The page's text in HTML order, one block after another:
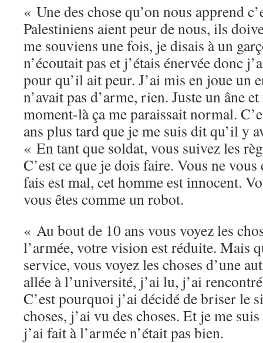
« Une des chose qu’on nous apprend
Palestiniens aient peur de nous, ils
me souviens une fois, je disais à un
n’écoutait pas et j’étais énervée donc
pour qu’il ait peur. J’ai mis en joue un
n’avait pas d’arme, rien. Juste un âne
moment-là ça me paraissait normal.
ans plus tard que je me suis dit qu’il y
« En tant que soldat, vous suivez les
C’est ce que je dois faire. Vous ne
fais est mal, cet homme est innocent.
vous êtes comme un robot.
« Au bout de 10 ans vous voyez les
l’armée, votre vision est réduite. Mais
service, vous voyez les choses d’une
allée à l’université, j’ai lu, j’ai
C’est pourquoi j’ai décidé de briser le
choses, j’ai vu des choses. Et je me
j’ai fait à l’armée n’était pas bien.